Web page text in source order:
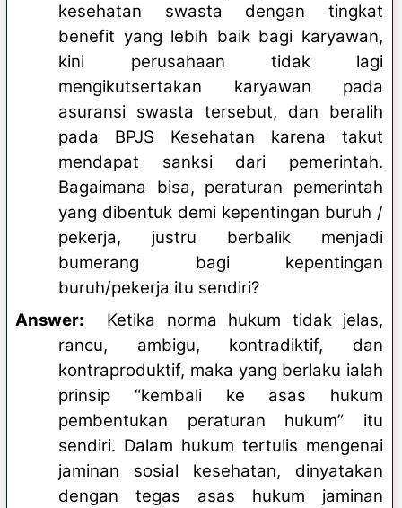
kesehatan swasta dengan tingkat
benefit yang lebih baik bagi karyawan,
kini perusahaan tidak lagi
mengikutsertakan karyawan pada
asuransi swasta tersebut, dan beralih
pada BPJS Kesehatan karena takut
mendapat sanksi dari pemerintah.
Bagaimana bisa, peraturan pemerintah
yang dibentuk demi kepentingan buruh /
pekerja, justru berbalik menjadi
bumerang bagi kepentingan
buruh/pekerja itu sendiri?
Answer:
Ketika norma hukum tidak jelas,
rancu, ambigu, kontradiktif, dan
kontraproduktif, maka yang berlaku ialah
prinsip “kembali ke asas hukum
pembentukan peraturan hukum” itu
sendiri. Dalam hukum tertulis mengenai
jaminan sosial kesehatan, dinyatakan
dengan tegas asas hukum jaminan